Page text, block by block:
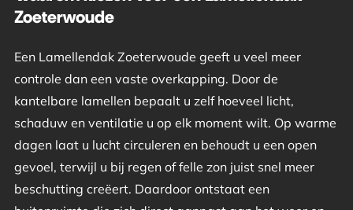
Zoeterwoude
Een Lamellendak Zoeterwoude geeft u veel meer
controle dan een vaste overkapping. Door de
kantelbare lamellen bepaalt u zelf hoeveel licht,
schaduw en ventilatie u op elk moment wilt. Op warme
dagen laat u lucht circuleren en behoudt u een open
gevoel, terwijl u bij regen of felle zon juist snel meer
beschutting creëert. Daardoor ontstaat een